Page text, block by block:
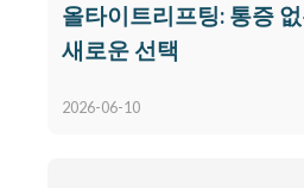
올타이트리프팅: 통증
새로운 선택
2026-06-10